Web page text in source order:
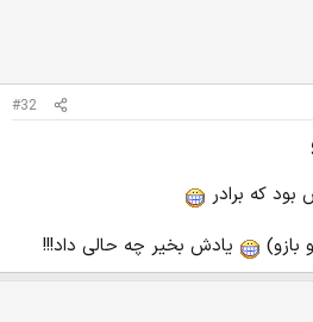
#32
که برادر
بازو)
یادش بخیر چه حالی داد!!!